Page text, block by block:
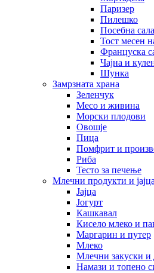
Паризер
Пилешко
Посебна
Тост месен
Француска
Чајна и
Шунка
Замрзната храна
Зеленчук
Месо и живина
Морски плодови
Овошје
Пица
Помфрит и
Риба
Тесто за печење
Млечни продукти и јајца
Јајца
Јогурт
Кашкавал
Кисело млеко и
Маргарин и путер
Млеко
Млечни закуски и
Намази и топено